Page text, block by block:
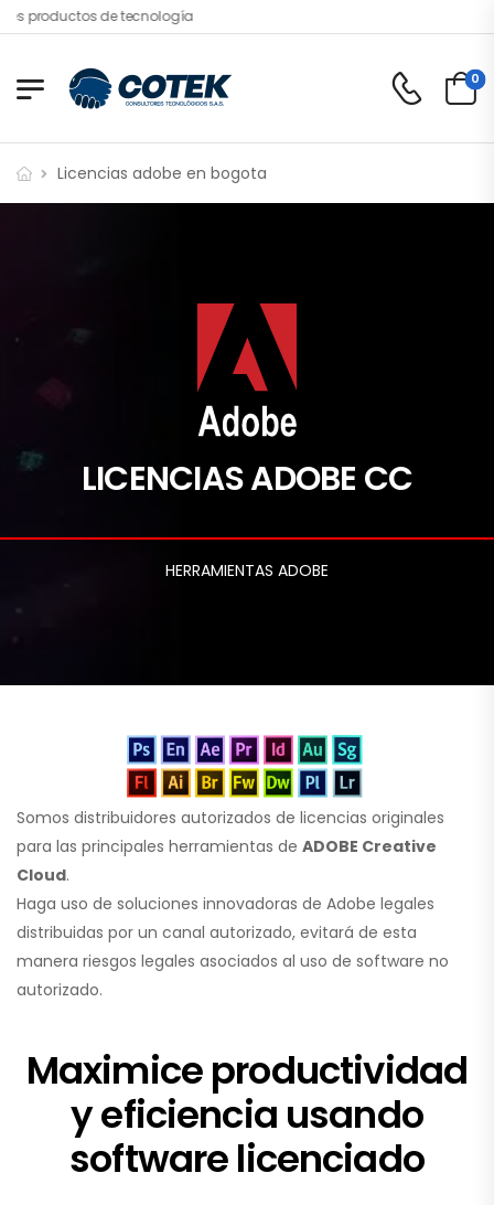
productos de tecnología
0
Licencias adobe en bogota
LICENCIAS ADOBE CC
HERRAMIENTAS ADOBE
Somos distribuidores autorizados de licencias originales
para las principales herramientas de ADOBE Creative
Cloud.
Haga uso de soluciones innovadoras de Adobe legales
distribuidas por un canal autorizado, evitará de esta
manera riesgos legales asociados al uso de software no
autorizado.
Maximice productividad
y eficiencia usando
software licenciado